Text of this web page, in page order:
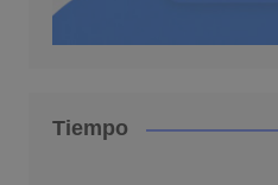
Tiempo